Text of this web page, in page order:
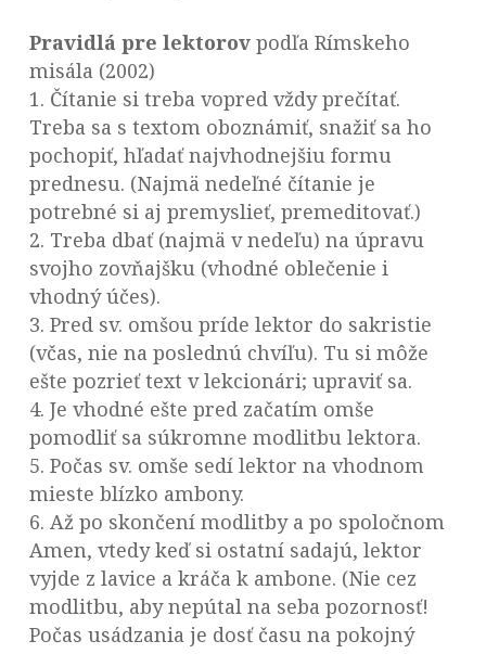
Pravidlá pre lektorov podľa Rímskeho
misála (2002)
1. Čítanie si treba vopred vždy prečítať.
Treba sa s textom oboznámiť, snažiť sa ho
pochopiť, hľadať najvhodnejšiu formu
prednesu. (Najmä nedeľné čítanie je
potrebné si aj premyslieť, premeditovať.)
2. Treba dbať (najmä v nedeľu) na úpravu
svojho zovňajšku (vhodné oblečenie i
vhodný účes).
3. Pred sv. omšou príde lektor do sakristie
(včas, nie na poslednú chvíľu). Tu si môže
ešte pozrieť text v lekcionári; upraviť sa.
4. Je vhodné ešte pred začatím omše
pomodliť sa súkromne modlitbu lektora.
5. Počas sv. omše sedí lektor na vhodnom
mieste blízko ambony.
6. Až po skončení modlitby a po spoločnom
Amen, vtedy keď si ostatní sadajú, lektor
vyjde z lavice a kráča k ambone. (Nie cez
modlitbu, aby nepútal na seba pozornosť!
Počas usádzania je dosť času na pokojný